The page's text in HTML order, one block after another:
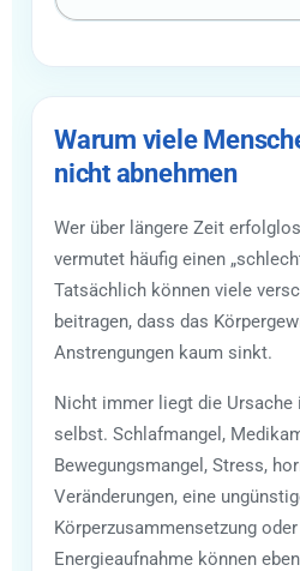
Warum viele
nicht abnehmen
Wer über längere Zeit
vermutet häufig einen
Tatsächlich können viele
beitragen, dass das
Anstrengungen kaum sinkt.
Nicht immer liegt die Ursache
selbst. Schlafmangel,
Bewegungsmangel, Stress,
Veränderungen, eine
Körperzusammensetzung
Energieaufnahme können